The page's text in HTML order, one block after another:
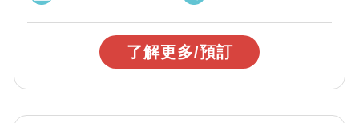
了解更多/預訂